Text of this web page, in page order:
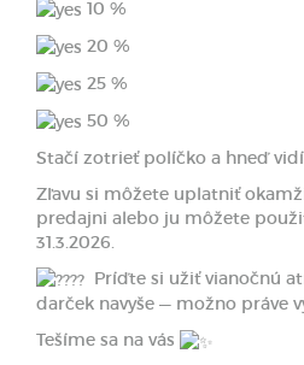
10 %
20 %
25 %
50 %
Stačí zotrieť políčko a hneď
Zľavu si môžete uplatniť
predajni alebo ju môžete
31.3.2026.
Príďte si užiť vianočnú
darček navyše — možno práve
Tešíme sa na vás